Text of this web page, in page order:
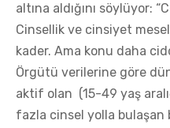
altına aldığını söylüyor:
Cinsellik ve cinsiyet
kader. Ama konu daha
Örgütü verilerine göre
aktif olan (15-49 yaş
fazla cinsel yolla bulaşan